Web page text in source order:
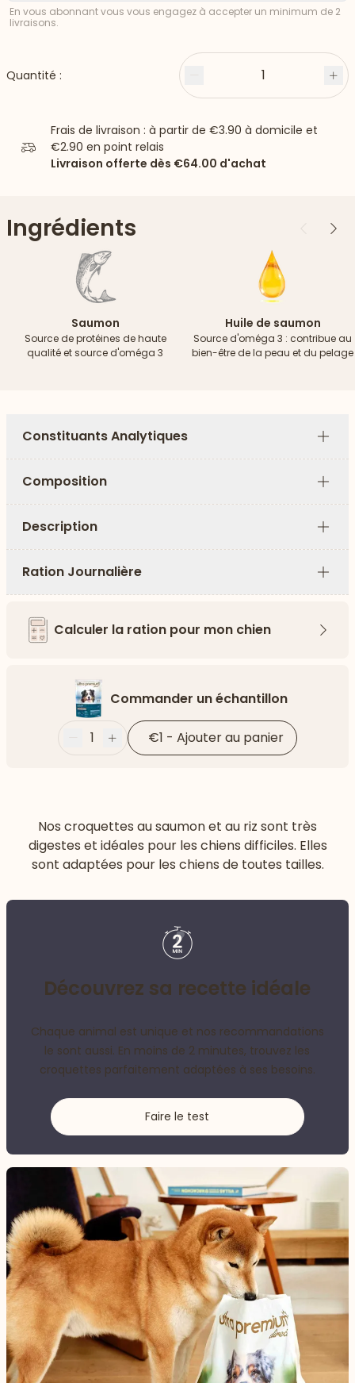
En vous abonnant vous vous engagez à accepter un minimum de 2
livraisons.
Quantité : Moins 1
Frais de livraison : à partir de €3.90 à domicile et
€2.90 en point relais
Livraison offerte dès €64.00 d'achat
Ingrédients Précédent
Saumon
Source de protéines de haute
qualité et source d'oméga 3
Huile de saumon
Source d'oméga 3 : contribue au
bien-être de la peau et du pelage
Constituants Analytiques
Plus
Composition
Plus
Description
Plus
Ration Journalière
Plus
Calculer la ration pour mon chien
Commander un échantillon
Moins
1 Plus €1 - Ajouter au panier
Nos croquettes au saumon et au riz sont très
digestes et idéales pour les chiens difficiles. Elles
sont adaptées pour les chiens de toutes tailles.
Découvrez sa recette idéale
Chaque animal est unique et nos recommandations
le sont aussi. En moins de 2 minutes, trouvez les
croquettes parfaitement adaptées à ses besoins.
Faire le test